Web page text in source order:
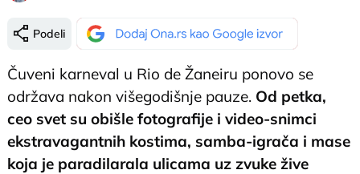
Podeli
Čuveni karneval u Rio de Žaneiru ponovo se
održava nakon višegodišnje pauze. Od petka,
ceo svet su obišle fotografije i video-snimci
ekstravagantnih kostima, samba-igrača i mase
koja je paradilarala ulicama uz zvuke žive